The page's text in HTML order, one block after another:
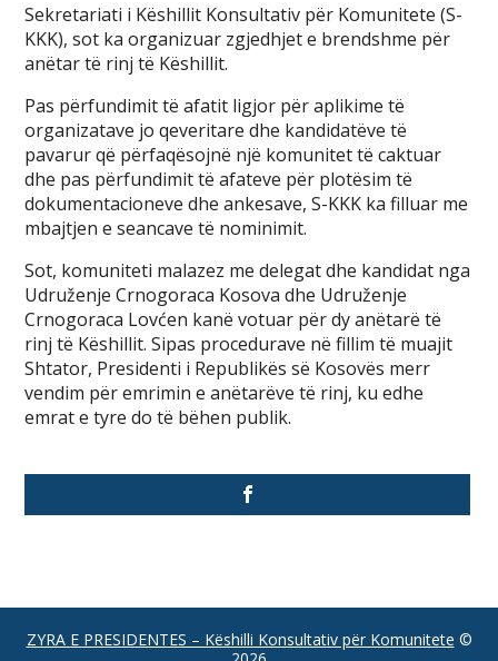
Sekretariati i Këshillit Konsultativ për Komunitete (S-
KKK), sot ka organizuar zgjedhjet e brendshme për
anëtar të rinj të Këshillit.
Pas përfundimit të afatit ligjor për aplikime të
organizatave jo qeveritare dhe kandidatëve të
pavarur që përfaqësojnë një komunitet të caktuar
dhe pas përfundimit të afateve për plotësim të
dokumentacioneve dhe ankesave, S-KKK ka filluar me
mbajtjen e seancave të nominimit.
Sot, komuniteti malazez me delegat dhe kandidat nga
Udruženje Crnogoraca Kosova dhe Udruženje
Crnogoraca Lovćen kanë votuar për dy anëtarë të
rinj të Këshillit. Sipas procedurave në fillim të muajit
Shtator, Presidenti i Republikës së Kosovës merr
vendim për emrimin e anëtarëve të rinj, ku edhe
emrat e tyre do të bëhen publik.
ZYRA E PRESIDENTES – Këshilli Konsultativ për Komunitete ©